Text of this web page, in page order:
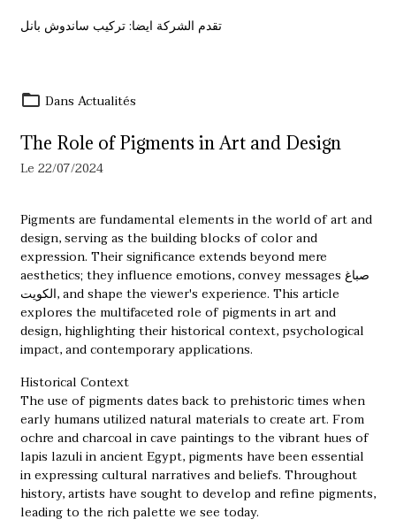
تقدم الشركة ايضا:تركيب ساندوش بانل
Dans Actualités
The Role of Pigments in Art and Design
Le 22/07/2024
Pigments are fundamental elements in the world of art and
design, serving as the building blocks of color and
expression. Their significance extends beyond mere
aesthetics; they influence emotions, convey messages صباغ
الكويت, and shape the viewer's experience. This article
explores the multifaceted role of pigments in art and
design, highlighting their historical context, psychological
impact, and contemporary applications.
Historical Context
The use of pigments dates back to prehistoric times when
early humans utilized natural materials to create art. From
ochre and charcoal in cave paintings to the vibrant hues of
lapis lazuli in ancient Egypt, pigments have been essential
in expressing cultural narratives and beliefs. Throughout
history, artists have sought to develop and refine pigments,
leading to the rich palette we see today.